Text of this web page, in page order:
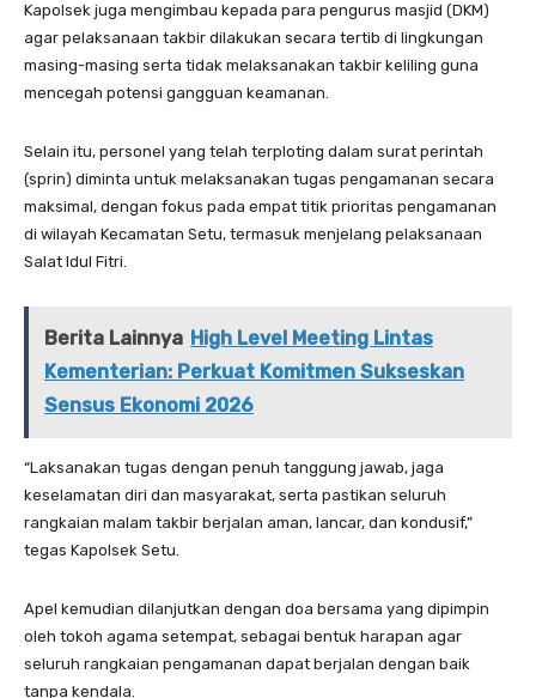
Kapolsek juga mengimbau kepada para pengurus masjid (DKM)
agar pelaksanaan takbir dilakukan secara tertib di lingkungan
masing-masing serta tidak melaksanakan takbir keliling guna
mencegah potensi gangguan keamanan.
Selain itu, personel yang telah terploting dalam surat perintah
(sprin) diminta untuk melaksanakan tugas pengamanan secara
maksimal, dengan fokus pada empat titik prioritas pengamanan
di wilayah Kecamatan Setu, termasuk menjelang pelaksanaan
Salat Idul Fitri.
Berita Lainnya High Level Meeting Lintas
Kementerian: Perkuat Komitmen Sukseskan
Sensus Ekonomi 2026
“Laksanakan tugas dengan penuh tanggung jawab, jaga
keselamatan diri dan masyarakat, serta pastikan seluruh
rangkaian malam takbir berjalan aman, lancar, dan kondusif,”
tegas Kapolsek Setu.
Apel kemudian dilanjutkan dengan doa bersama yang dipimpin
oleh tokoh agama setempat, sebagai bentuk harapan agar
seluruh rangkaian pengamanan dapat berjalan dengan baik
tanpa kendala.